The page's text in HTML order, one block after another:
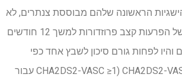
הראשונה שלהם מבוססת צנתרים, לא
הייתה להם הישנות של הפרעות קצב פרוזדורות למשך 12 חודשים
לפחות גורם סיכון לשבץ אחד כפי
שנקבע על ידי ציון CHA2DS2-VASC (CHA2DS2-VASC ≥1 עבור